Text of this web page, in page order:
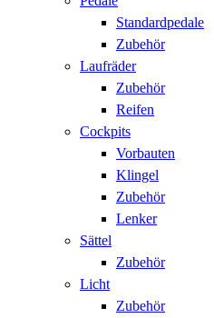
Standardpedale
Zubehör
Laufräder
Zubehör
Reifen
Cockpits
Vorbauten
Klingel
Zubehör
Lenker
Sättel
Zubehör
Licht
Zubehör